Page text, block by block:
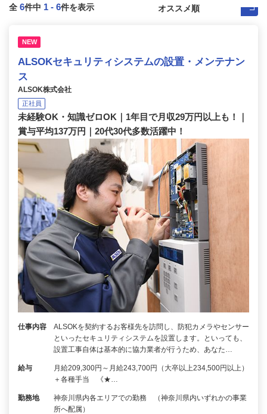
全 6件中 1 - 6件を表示
NEW
ALSOKセキュリティシステムの設置・メンテナン
ス
ALSOK株式会社
正社員
未経験OK・知識ゼロOK｜1年目で月収29万円以上も！｜
賞与平均137万円｜20代30代多数活躍中！
仕事内容
ALSOKを契約するお客様先を訪問し、防犯カメラやセンサー
といったセキュリティシステムを設置します。といっても、
設置工事自体は基本的に協力業者が行うため、あなた…
給与
月給209,300円～月給243,700円（大卒以上234,500円以上）
＋各種手当 《★…
勤務地
神奈川県内各エリアでの勤務 （神奈川県内いずれかの事業
所へ配属）